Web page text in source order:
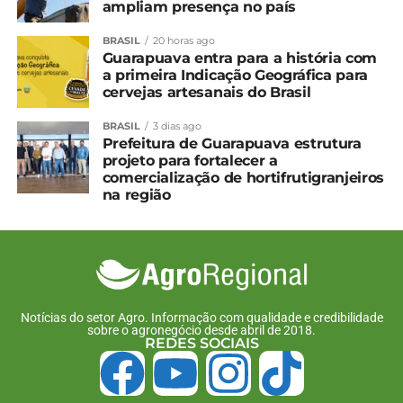
Antes dos termômetros subirem, entretanto, há
previsão de geada. Nesta quarta (14), o fenômeno
ocorrerá com mais intensidade em Guarapuava, no
Centro do Estado, Palmas e Pato Branco, no
Sudoeste, e em União da Vitória, no Sul. Ela deve
ocorrer de forma moderada em Curitiba e Região
Metropolitana, Lapa, Jaguariaíva, Ponta Grossa e
Telêmaco Borba, nos Campos Gerais, em Cascavel,
na quinta-feira, o fenômeno será mais brando, com
possibilidade de geada apenas na Lapa e União da
Compartilhe isso:
Facebook 18+
ampliam presença no país
BRASIL 20 horas ago
Guarapuava entra para a história com
a primeira Indicação Geográfica para
cervejas artesanais do Brasil
BRASIL 3 dias ago
Prefeitura de Guarapuava estrutura
projeto para fortalecer a
comercialização de hortifrutigranjeiros
na região
Notícias do setor Agro. Informação com qualidade e credibilidade
sobre o agronegócio desde abril de 2018.
REDES SOCIAIS